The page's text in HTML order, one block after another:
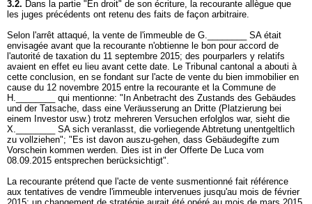
3.2. Dans la partie "En droit" de son écriture, la recourante allègue que
les juges précédents ont retenu des faits de façon arbitraire.
Selon l'arrêt attaqué, la vente de l'immeuble de G.________ SA était
envisagée avant que la recourante n'obtienne le bon pour accord de
l'autorité de taxation du 11 septembre 2015; des pourparlers y relatifs
avaient en effet eu lieu avant cette date. Le Tribunal cantonal a abouti à
cette conclusion, en se fondant sur l'acte de vente du bien immobilier en
cause du 12 novembre 2015 entre la recourante et la Commune de
H.________ qui mentionne: "In Anbetracht des Zustands des Gebäudes
und der Tatsache, dass eine Veräusserung an Dritte (Platzierung bei
einem Investor usw.) trotz mehreren Versuchen erfolglos war, sieht die
X.________ SA sich veranlasst, die vorliegende Abtretung unentgeltlich
zu vollziehenʺ; ʺEs ist davon auszu-gehen, dass Gebäudegifte zum
Vorschein kommen werden. Dies ist in der Offerte De Luca vom
08.09.2015 entsprechen berücksichtigtʺ.
La recourante prétend que l'acte de vente susmentionné fait référence
aux tentatives de vendre l'immeuble intervenues jusqu'au mois de février